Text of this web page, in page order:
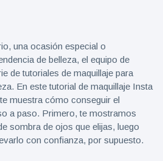
una ocasión especial o
de belleza, el equipo de
de tutoriales de maquillaje para
En este tutorial de maquillaje Insta
muestra cómo conseguir el
a paso. Primero, te mostramos
sombra de ojos que elijas, luego
con confianza, por supuesto.